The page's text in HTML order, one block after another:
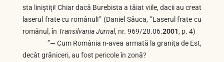
sta liniștiți! Chiar dacă Burebista a tăiat viile, dacii au creat
laserul frate cu românul!” (Daniel Săuca, ”Laserul frate cu
românul, în Transilvania Jurnal, nr. 969/28.06.2001, p. 4)
”— Cum România n-avea armată la graniţa de Est,
decât grăniceri, au fost pericole în zonă?